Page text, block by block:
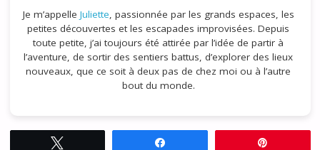
Je m’appelle Juliette, passionnée par les grands espaces, les
petites découvertes et les escapades improvisées. Depuis
toute petite, j’ai toujours été attirée par l’idée de partir à
l’aventure, de sortir des sentiers battus, d’explorer des lieux
nouveaux, que ce soit à deux pas de chez moi ou à l’autre
bout du monde.